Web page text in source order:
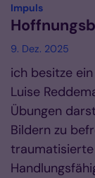
Impuls:
9. Dez. 2025
ich besitze
Luise
Übungen
Bildern zu